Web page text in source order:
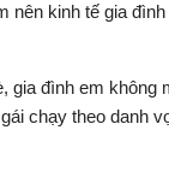
nên kinh tế gia
gia đình em không
chạy theo danh